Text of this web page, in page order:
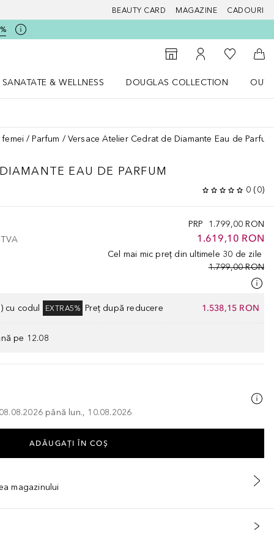
BEAUTY CARD MAGAZINE CADOURI
Către Găsire magazin
Către Contul meu
Către
SANATATE & WELLNESS
DOUGLAS COLLECTION
femei Parfum Versace Atelier Cedrat de Diamante Eau de Parfum
EAU DE PARFUM
0 (0)
PRP 1.799,00 RON
1.619,10 RON
Cel mai mic preț din ultimele 30 de zile
1.799,00 RON
cu codul EXTRA5% Preț după reducere 1.538,15 RON
pe 12.08
până lun., 10.08.2026
ADĂUGAȚI ÎN COŞ
magazinului